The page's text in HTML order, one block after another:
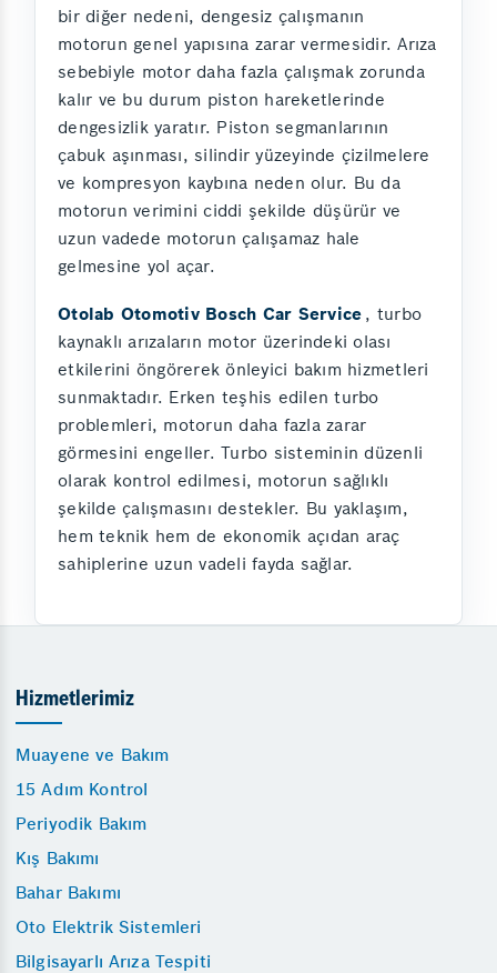
bir diğer nedeni, dengesiz çalışmanın
motorun genel yapısına zarar vermesidir. Arıza
sebebiyle motor daha fazla çalışmak zorunda
kalır ve bu durum piston hareketlerinde
dengesizlik yaratır. Piston segmanlarının
çabuk aşınması, silindir yüzeyinde çizilmelere
ve kompresyon kaybına neden olur. Bu da
motorun verimini ciddi şekilde düşürür ve
uzun vadede motorun çalışamaz hale
gelmesine yol açar.
Otolab Otomotiv Bosch Car Service , turbo
kaynaklı arızaların motor üzerindeki olası
etkilerini öngörerek önleyici bakım hizmetleri
sunmaktadır. Erken teşhis edilen turbo
problemleri, motorun daha fazla zarar
görmesini engeller. Turbo sisteminin düzenli
olarak kontrol edilmesi, motorun sağlıklı
şekilde çalışmasını destekler. Bu yaklaşım,
hem teknik hem de ekonomik açıdan araç
sahiplerine uzun vadeli fayda sağlar.
Hizmetlerimiz
Muayene ve Bakım
15 Adım Kontrol
Periyodik Bakım
Kış Bakımı
Bahar Bakımı
Oto Elektrik Sistemleri
Bilgisayarlı Arıza Tespiti